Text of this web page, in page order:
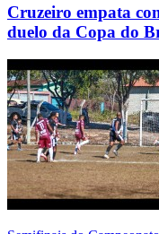
Cruzeiro empata
duelo da Copa do